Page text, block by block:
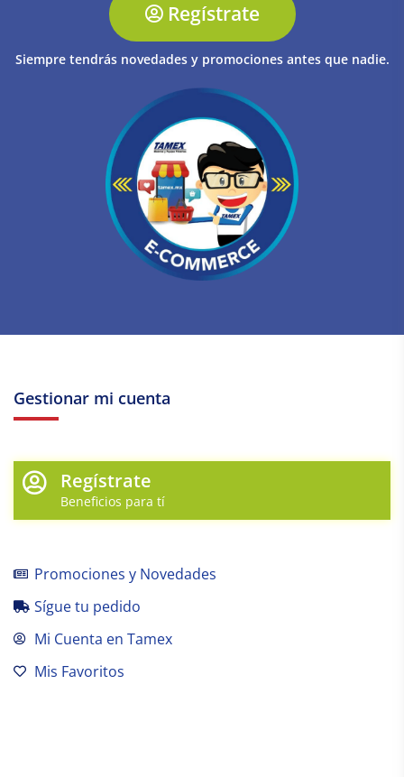
Regístrate
Siempre tendrás novedades y promociones antes que nadie.
Gestionar mi cuenta
Regístrate
Beneficios para tí
Promociones y Novedades
Sígue tu pedido
Mi Cuenta en Tamex
Mis Favoritos